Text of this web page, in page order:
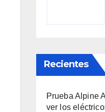
Recientes
Prueba Alpine
ver los